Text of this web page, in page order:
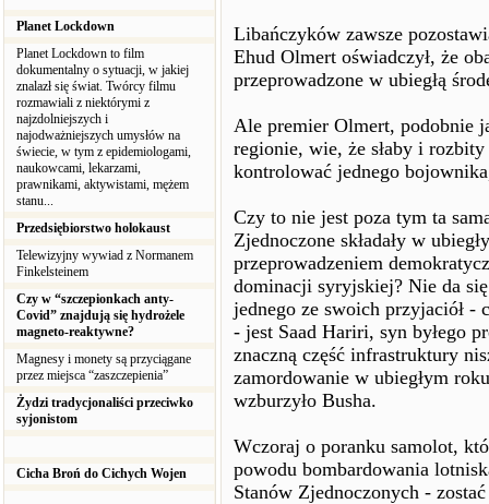
Planet Lockdown
Planet Lockdown to film
dokumentalny o sytuacji, w jakiej
znalazł się świat. Twórcy filmu
rozmawiali z niektórymi z
najzdolniejszych i
najodważniejszych umysłów na
świecie, w tym z epidemiologami,
naukowcami, lekarzami,
prawnikami, aktywistami, mężem
stanu...
Przedsiębiorstwo holokaust
Telewizyjny wywiad z Normanem
Finkelsteinem
Czy w “szczepionkach anty-
Covid” znajdują się hydrożele
magneto-reaktywne?
Magnesy i monety są przyciągane
przez miejsca “zaszczepienia”
Żydzi tradycjonaliści przeciwko
syjonistom
Cicha Broń do Cichych Wojen
Libańczyków zawsze
Ehud Olmert oświadczył, że
przeprowadzone w ubiegłą
Ale premier Olmert, podobnie
regionie, wie, że słaby i
kontrolować jednego
Czy to nie jest poza tym ta
Zjednoczone składały w
przeprowadzeniem
dominacji syryjskiej? Nie da
jednego ze swoich przyjaciół -
- jest Saad Hariri, syn byłego
znaczną część infrastruktury
zamordowanie w ubiegłym
wzburzyło Busha.
Wczoraj o poranku samolot,
powodu bombardowania
Stanów Zjednoczonych -